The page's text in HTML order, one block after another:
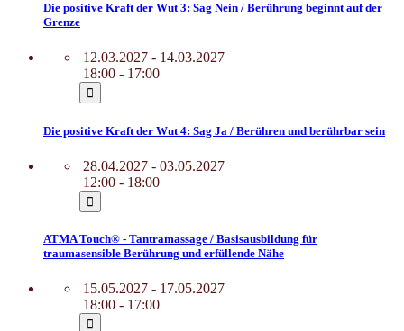
Die positive Kraft der Wut 3: Sag Nein / Berührung beginnt auf der
Grenze
12.03.2027 - 14.03.2027
18:00 - 17:00
Die positive Kraft der Wut 4: Sag Ja / Berühren und berührbar sein
28.04.2027 - 03.05.2027
12:00 - 18:00
ATMA Touch® - Tantramassage / Basisausbildung für
traumasensible Berührung und erfüllende Nähe
15.05.2027 - 17.05.2027
18:00 - 17:00